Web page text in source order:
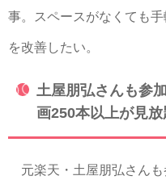
事。スペースがなくても
を改善したい。
土屋朋弘さんも参
画250本以上が見放
元楽天・土屋朋弘さんも